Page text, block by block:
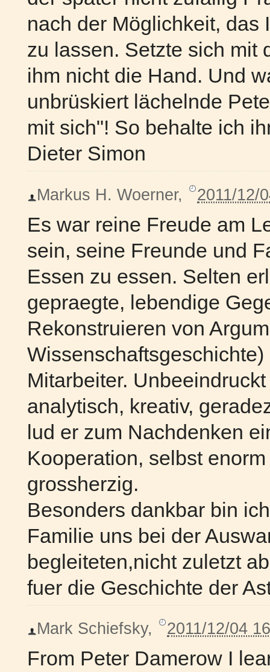
nach der Möglichkeit, das
zu lassen. Setzte sich mit
ihm nicht die Hand. Und
unbrüskiert lächelnde
mit sich"! So behalte ich
Dieter Simon
Markus H. Woerner, 2011/12/
Es war reine Freude am
sein, seine Freunde und
Essen zu essen. Selten
gepraegte, lebendige
Rekonstruieren von
Mitarbeiter.
analytisch, kreativ,
lud er zum Nachdenken
Kooperation, selbst
grossherzig.
Besonders dankbar bin
Familie uns bei der
begleiteten,nicht zuletzt
fuer die Geschichte der
Mark Schiefsky, 2011/12/04
From Peter Damerow I